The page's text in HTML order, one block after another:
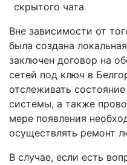
скрытого чата
Вне зависимости от
была создана
заключен договор на
сетей под ключ в
отслеживать
системы, а также
мере появления
осуществлять ремонт
В случае, если есть